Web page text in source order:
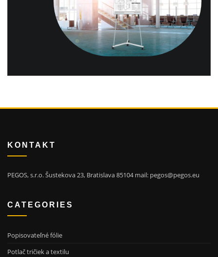
KONTAKT
PEGOS, s.r.o. Šustekova 23, Bratislava 85104 mail: pegos@pegos.eu
CATEGORIES
Popisovateľné fólie
Potlač tričiek a textilu